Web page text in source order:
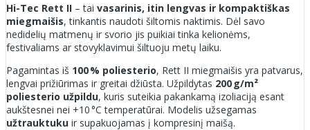
Hi-Tec Rett II – tai vasarinis, itin lengvas ir kompaktiškas
miegmaišis, tinkantis naudoti šiltomis naktimis. Dėl savo
nedidelių matmenų ir svorio jis puikiai tinka kelionėms,
festivaliams ar stovyklavimui šiltuoju metų laiku.
Pagamintas iš 100 % poliesterio, Rett II miegmaišis yra patvarus,
lengvai prižiūrimas ir greitai džiūsta. Užpildytas 200 g/m²
poliesterio užpildu, kuris suteikia pakankamą izoliaciją esant
aukštesnei nei +10 °C temperatūrai. Modelis užsegamas
užtrauktuku ir supakuojamas į kompresinį maišą.